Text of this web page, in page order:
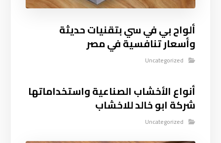
ألواح بي في سي بتقنيات حديثة
وأسعار تنافسية في مصر
Uncategorized
أنواع الأخشاب الصناعية واستخداماتها
شركة ابو خالد للاخشاب
Uncategorized